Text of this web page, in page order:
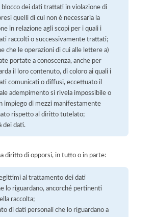
blocco dei dati trattati in violazione di
quelli di cui non è necessaria la
in relazione agli scopi per i quali i
raccolti o successivamente trattati;
che le operazioni di cui alle lettere a)
portate a conoscenza, anche per
il loro contenuto, di coloro ai quali i
comunicati o diffusi, eccettuato il
adempimento si rivela impossibile o
impiego di mezzi manifestamente
rispetto al diritto tutelato;
dei dati.
diritto di opporsi, in tutto o in parte:
al trattamento dei dati
lo riguardano, ancorché pertinenti
raccolta;
di dati personali che lo riguardano a